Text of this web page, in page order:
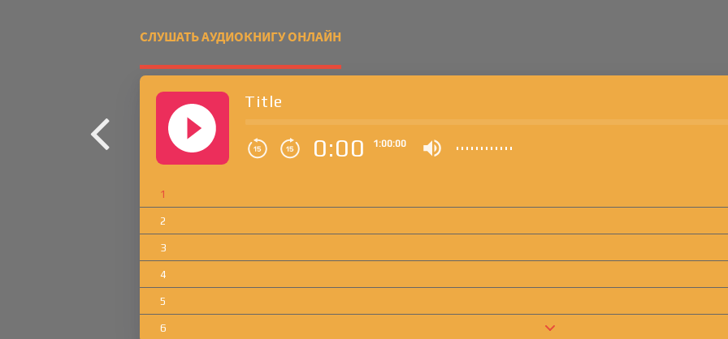
СЛУШАТЬ АУДИОКНИГУ ОНЛАЙН
Title
0:00 1:00:00
1
2
3
4
5
6